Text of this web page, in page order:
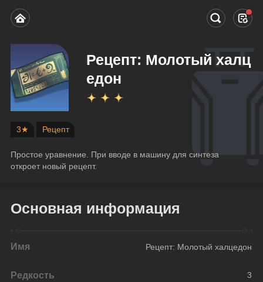
Рецепт: Молотый халц
едон
3★ Рецепт
Простое уравнение. При вводе в машину для синтеза
откроет новый рецепт.
Основная информация
Имя Рецепт: Молотый халцедон
Редкость 3